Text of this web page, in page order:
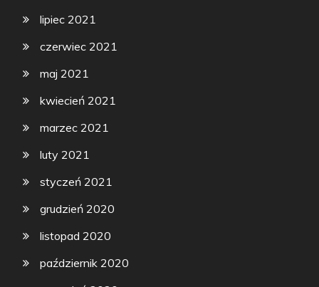
lipiec 2021
czerwiec 2021
maj 2021
kwiecień 2021
marzec 2021
luty 2021
styczeń 2021
grudzień 2020
listopad 2020
październik 2020